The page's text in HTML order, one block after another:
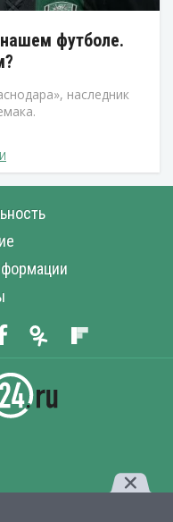
футболе.
наследник